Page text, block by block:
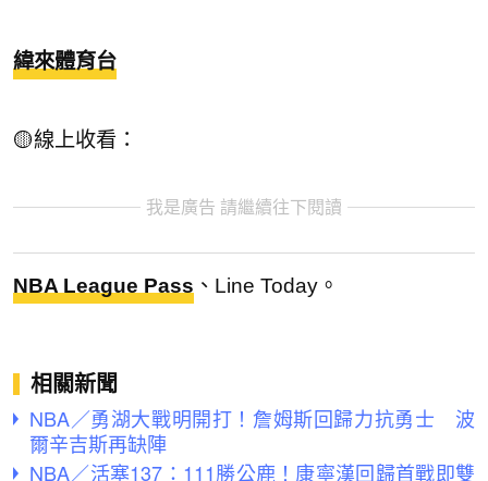
緯來體育台
🟡線上收看：
我是廣告 請繼續往下閱讀
NBA League Pass 、Line Today。
相關新聞
NBA／勇湖大戰明開打！詹姆斯回歸力抗勇士 波
爾辛吉斯再缺陣
NBA／活塞137：111勝公鹿！康寧漢回歸首戰即雙